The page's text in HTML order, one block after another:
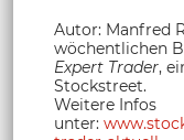
Autor: Manfred
wöchentlichen
Expert Trader,
Stockstreet.
Weitere Infos
unter: